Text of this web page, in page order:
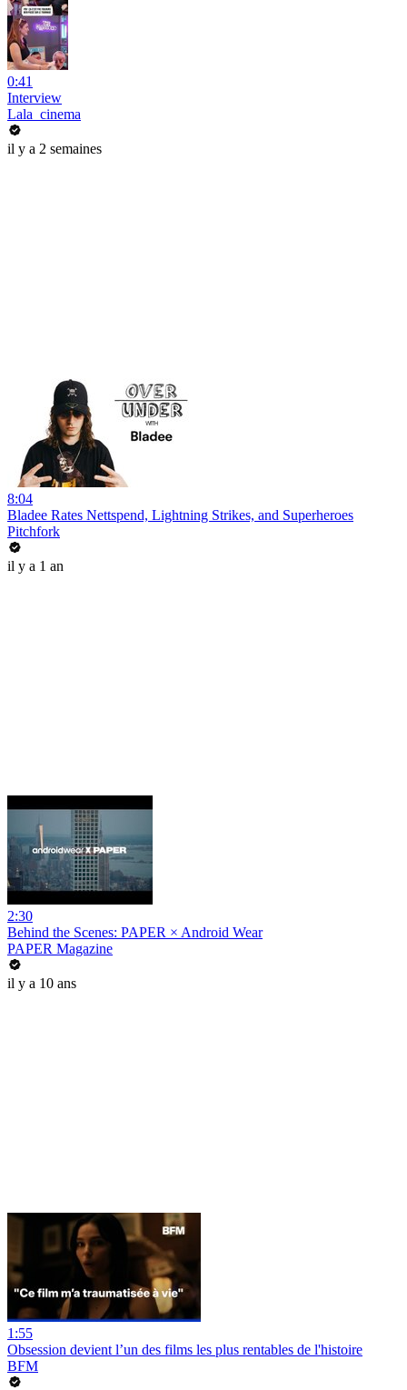
0:41
Interview
Lala_cinema
il y a 2 semaines
8:04
Bladee Rates Nettspend, Lightning Strikes, and Superheroes
Pitchfork
il y a 1 an
2:30
Behind the Scenes: PAPER × Android Wear
PAPER Magazine
il y a 10 ans
1:55
Obsession devient l’un des films les plus rentables de l'histoire
BFM